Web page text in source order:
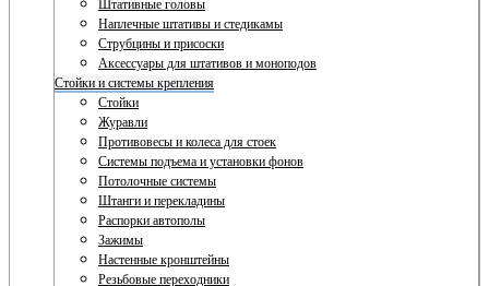
Штативные головы
Наплечные штативы и стедикамы
Струбцины и присоски
Аксессуары для штативов и моноподов
Стойки и системы крепления
Стойки
Журавли
Противовесы и колеса для стоек
Системы подъема и установки фонов
Потолочные системы
Штанги и перекладины
Распорки автополы
Зажимы
Настенные кронштейны
Резьбовые переходники